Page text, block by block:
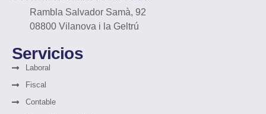
Rambla Salvador Samà, 92
08800 Vilanova i la Geltrú
Servicios
Laboral
Fiscal
Contable